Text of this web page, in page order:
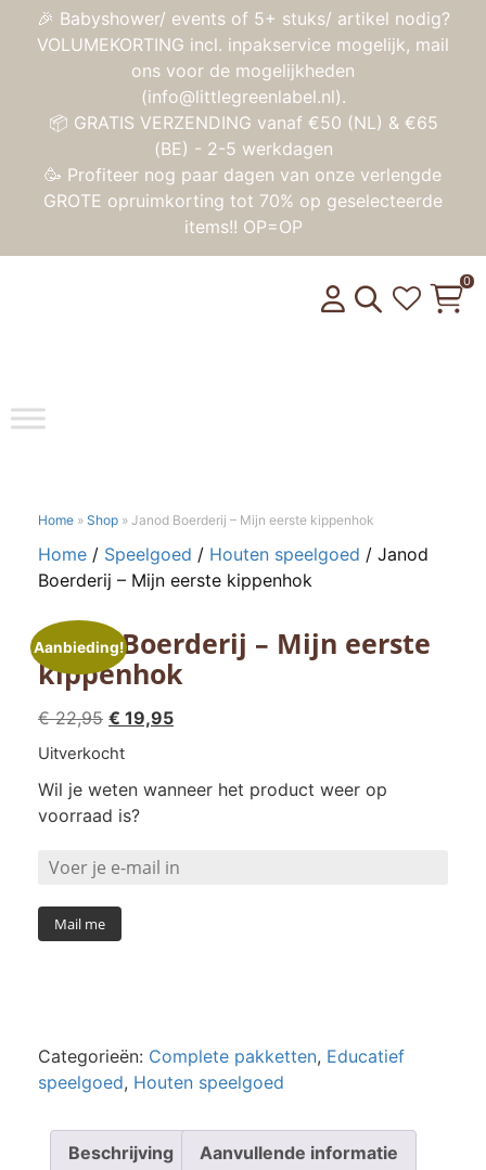
🎉 Babyshower/ events of 5+ stuks/ artikel nodig?
VOLUMEKORTING incl. inpakservice mogelijk, mail
ons voor de mogelijkheden
(info@littlegreenlabel.nl).
📦 GRATIS VERZENDING vanaf €50 (NL) & €65
(BE) - 2-5 werkdagen
🥳 Profiteer nog paar dagen van onze verlengde
GROTE opruimkorting tot 70% op geselecteerde
items!! OP=OP
Toggle
0
Home » Shop » Janod Boerderij – Mijn eerste kippenhok
Home / Speelgoed / Houten speelgoed / Janod
Boerderij – Mijn eerste kippenhok
Aanbieding!
Janod Boerderij – Mijn eerste
kippenhok
€22,95 Oorspronkelijke
prijs
€ 22,95.
€ 19,95Huidige
€ 19,95.
Uitverkocht
Wil je weten wanneer het product weer op
voorraad is?
Mail me
Categorieën: Complete pakketten, Educatief
speelgoed, Houten speelgoed
Beschrijving Aanvullende informatie